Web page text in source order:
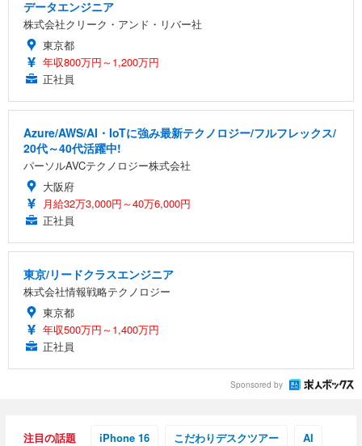
データエンジニア
株式会社クリーク・アンド・リバー社
東京都
年収800万円～1,200万円
正社員
Azure/AWS/AI・IoTに強み最新テクノロジー/フルフレックス/
20代～40代活躍中!
パーソルAVCテクノロジー株式会社
大阪府
月給32万3,000円～40万6,000円
正社員
東京/リードクラスエンジニア
株式会社情報戦略テクノロジー
東京都
年収500万円～1,400万円
正社員
Sponsored by
注目の話題 iPhone 16 こだわりデスクツアー AI